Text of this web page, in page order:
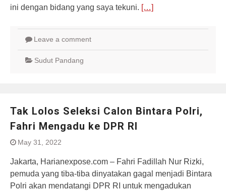
ini dengan bidang yang saya tekuni. […]
Leave a comment
Sudut Pandang
Tak Lolos Seleksi Calon Bintara Polri,
Fahri Mengadu ke DPR RI
May 31, 2022
Jakarta, Harianexpose.com – Fahri Fadillah Nur Rizki,
pemuda yang tiba-tiba dinyatakan gagal menjadi Bintara
Polri akan mendatangi DPR RI untuk mengadukan